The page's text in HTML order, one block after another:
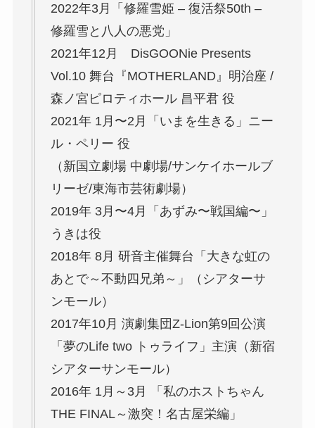
2022年3月「修羅雪姫 – 復活祭50th –
修羅雪と八人の悪党」
2021年12月 DisGOONie Presents
Vol.10 舞台『MOTHERLAND』明治座 /
森ノ宮ピロティホール 昌平君 役
2021年 1月〜2月「いまを生きる」ニー
ル・ペリー 役
（新国立劇場 中劇場/サンケイホールブ
リーゼ/東海市芸術劇場）
2019年 3月〜4月「あずみ〜戦国編〜」
うきは役
2018年 8月 研音主催舞台「大きな虹の
あとで～不動四兄弟～」（シアターサ
ンモール）
2017年10月 演劇集団Z-Lion第9回公演
「夢のLife two トゥライフ」主演（新宿
シアターサンモール）
2016年 1月～3月 「私のホストちゃん
THE FINAL～激突！名古屋栄編」